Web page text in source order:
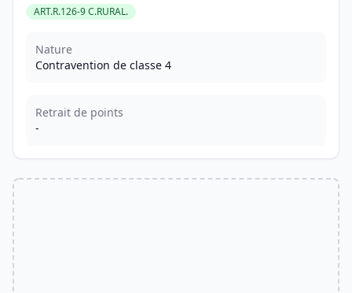
ART.R.126-9 C.RURAL.
Nature
Contravention de classe 4
Retrait de points
-